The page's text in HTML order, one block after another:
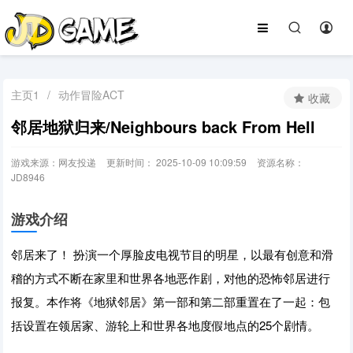
主页1 / 动作冒险ACT
邻居地狱归来/Neighbours back From Hell
游戏来源：网友投递 更新时间： 2025-10-09 10:09:59
资源名称：
JD8946
收藏
游戏介绍
邻居来了！ 扮演一个厚脸皮电视节目的明星，以最有创意和滑
稽的方式不断在家里和世界各地恶作剧，对他的恐怖邻居进行
报复。本作将《地狱邻居》第一部和第二部重置在了一起：包
括设置在领居家、游轮上和世界各地度假地点的25个剧情。